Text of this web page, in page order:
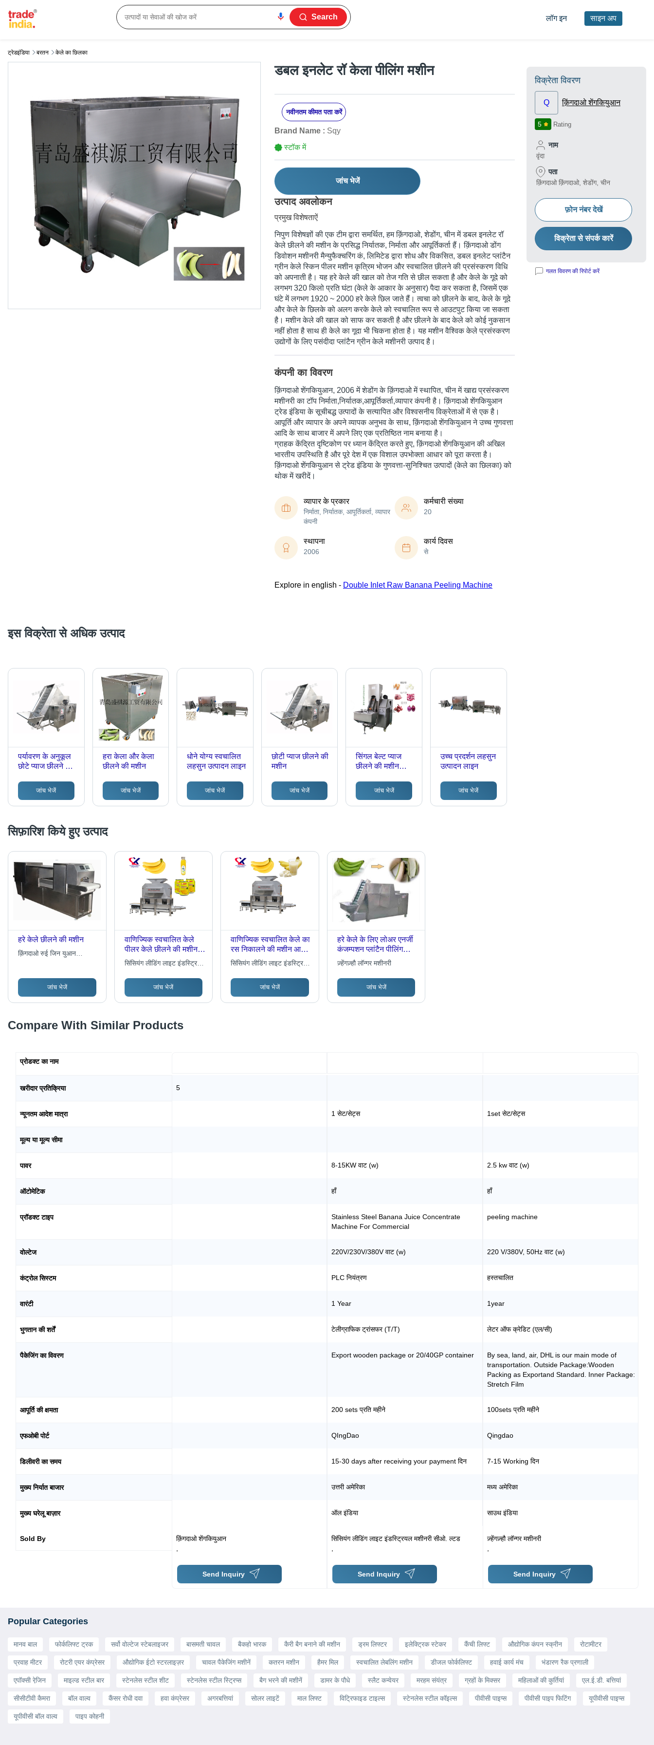
Search लॉग इन साइन अप
ट्रेडइंडिया बरतन केले का छिलका
डबल इनलेट रॉ केला पीलिंग मशीन
नवीनतम कीमत पता करें
Brand Name : Sqy
स्टॉक में
जांच भेजें
उत्पाद अवलोकन
प्रमुख विशेषताऐं
निपुण विशेषज्ञों की एक टीम द्वारा समर्थित, हम क़िंगदाओ, शेडोंग, चीन में डबल इनलेट रॉ
केले छीलने की मशीन के प्रसिद्ध निर्यातक, निर्माता और आपूर्तिकर्ता हैं। क़िंगदाओ डोंग
डिवोशन मशीनरी मैन्युफैक्चरिंग कं, लिमिटेड द्वारा शोध और विकसित, डबल इनलेट प्लांटैन
ग्रीन केले स्किन पीलर मशीन कृत्रिम भोजन और स्वचालित छीलने की प्रसंस्करण विधि
को अपनाती है। यह हरे केले की खाल को तेज गति से छील सकता है और केले के गूदे को
लगभग 320 किलो प्रति घंटा (केले के आकार के अनुसार) पैदा कर सकता है, जिसमें एक
घंटे में लगभग 1920 ~ 2000 हरे केले छिल जाते हैं। त्वचा को छीलने के बाद, केले के गूदे
और केले के छिलके को अलग करके केले को स्वचालित रूप से आउटपुट किया जा सकता
है। मशीन केले की खाल को साफ कर सकती है और छीलने के बाद केले को कोई नुकसान
नहीं होता है साथ ही केले का गूदा भी चिकना होता है। यह मशीन वैश्विक केले प्रसंस्करण
उद्योगों के लिए पसंदीदा प्लांटैन ग्रीन केले मशीनरी उत्पाद है।
कंपनी का विवरण
क़िंगदाओ शेंगकियुआन, 2006 में शेडोंग के क़िंगदाओ में स्थापित, चीन में खाद्य प्रसंस्करण
मशीनरी का टॉप निर्माता,निर्यातक,आपूर्तिकर्ता,व्यापार कंपनी है। क़िंगदाओ शेंगकियुआन
ट्रेड इंडिया के सूचीबद्ध उत्पादों के सत्यापित और विश्वसनीय विक्रेताओं में से एक है।
आपूर्ति और व्यापार के अपने व्यापक अनुभव के साथ, क़िंगदाओ शेंगकियुआन ने उच्च गुणवत्ता
आदि के साथ बाजार में अपने लिए एक प्रतिष्ठित नाम बनाया है।
ग्राहक केंद्रित दृष्टिकोण पर ध्यान केंद्रित करते हुए, क़िंगदाओ शेंगकियुआन की अखिल
भारतीय उपस्थिति है और पूरे देश में एक विशाल उपभोक्ता आधार को पूरा करता है।
क़िंगदाओ शेंगकियुआन से ट्रेड इंडिया के गुणवत्ता-सुनिश्चित उत्पादों (केले का छिलका) को
थोक में खरीदें।
व्यापार के प्रकार
निर्माता, निर्यातक, आपूर्तिकर्ता, व्यापार
कंपनी
कर्मचारी संख्या
20
स्थापना
2006
कार्य दिवस
से
Explore in english - Double Inlet Raw Banana Peeling Machine
इस विक्रेता से अधिक उत्पाद
पर्यावरण के अनुकूल
छोटे प्याज छीलने की
जांच भेजें
हरा केला और केला
छीलने की मशीन
जांच भेजें
धोने योग्य स्वचालित
लहसुन उत्पादन लाइन
जांच भेजें
छोटी प्याज छीलने की
मशीन
जांच भेजें
सिंगल बेल्ट प्याज
छीलने की मशीन
जांच भेजें
उच्च प्रदर्शन लहसुन
उत्पादन लाइन
जांच भेजें
विक्रेता विवरण
Q क़िंगदाओ शेंगकियुआन
5 Rating
नाम
वृंदा
पता
क़िंगदाओ क़िंगदाओ, शेडोंग, चीन
फ़ोन नंबर देखें
विक्रेता से संपर्क कारें
गलत विवरण की रिपोर्ट करें
सिफ़ारिश किये हुए उत्पाद
हरे केले छीलने की मशीन
क़िंगदाओ रुई जिन युआन
जांच भेजें
वाणिज्यिक स्वचालित केले
पीलर केले छीलने की मशीन
आयाम (L* W* H): 1800*
1300* 2200 मिमी
मिलीमीटर (मिमी)
सिंसियंग लीडिंग लाइट इंडस्ट्रियल
जांच भेजें
वाणिज्यिक स्वचालित केले का
रस निकालने की मशीन आयाम
(L* W* H): 1800* 1300*
2200 मिमी मिलीमीटर (मिमी)
सिंसियंग लीडिंग लाइट इंडस्ट्रियल
जांच भेजें
हरे केले के लिए लोअर एनर्जी
कंजम्पशन प्लांटैन पीलिंग
मशीन
ज़्हेंगज़्हौ लॉन्गर मशीनरी
जांच भेजें
Compare With Similar Products
प्रोडक्ट का नाम
खरीदार प्रतिक्रिया 5
न्यूनतम आदेश मात्रा 1 सेट/सेट्स 1set सेट/सेट्स
मूल्य या मूल्य सीमा
पावर 8-15KW वाट (w) 2.5 kw वाट (w)
ऑटोमेटिक हाँ हाँ
प्रॉडक्ट टाइप
Stainless Steel Banana Juice Concentrate
Machine For Commercial
peeling machine
वोल्टेज 220V/230V/380V वाट (w) 220 V/380V, 50Hz वाट (w)
कंट्रोल सिस्टम PLC नियंत्रण हस्तचालित
वारंटी 1 Year 1year
भुगतान की शर्तें टेलीग्राफिक ट्रांसफर (T/T) लेटर ऑफ क्रेडिट (एल/सी)
पैकेजिंग का विवरण Export wooden package or 20/40GP container
By sea, land, air, DHL is our main mode of
transportation. Outside Package:Wooden
Packing as Exportand Standard. Inner Package:
Stretch Film
आपूर्ति की क्षमता 200 sets प्रति महीने 100sets प्रति महीने
एफओबी पोर्ट QIngDao Qingdao
डिलीवरी का समय 15-30 days after receiving your payment दिन 7-15 Working दिन
मुख्य निर्यात बाजार उत्तरी अमेरिका मध्य अमेरिका
मुख्य घरेलू बाज़ार ऑल इंडिया साउथ इंडिया
Sold By
क़िंगदाओ शेंगकियुआन
Send Inquiry
सिंसियंग लीडिंग लाइट इंडस्ट्रियल मशीनरी सीओ. ल्टड
Send Inquiry
ज़्हेंगज़्हौ लॉन्गर मशीनरी
Send Inquiry
Popular Categories
मानव बाल फोर्कलिफ्ट ट्रक सर्वो वोल्टेज स्टेबलाइजर बासमती चावल बैकहो भारक कैरी बैग बनाने की मशीन ड्रम लिफ्टर इलेक्ट्रिक स्टेकर कैंची लिफ्ट औद्योगिक कंपन स्क्रीन रोटामीटर
प्रवाह मीटर रोटरी एयर कंप्रेसर औद्योगिक ईटो स्टरलाइज़र चावल पैकेजिंग मशीनें कतरन मशीन हैमर मिल स्वचालित लेबलिंग मशीन डीजल फोर्कलिफ्ट हवाई कार्य मंच भंडारण रैक प्रणाली
एपॉक्सी रेजि़न माइल्ड स्टील बार स्टेनलेस स्टील शीट स्टेनलेस स्टील स्ट्रिप्स बैग भरने की मशीनें डामर के पौधे स्लैट कन्वेयर मरहम संयंत्र ग्रहों के मिक्सर महिलाओं की कुर्तियां एल.ई.डी. बत्तियां
सीसीटीवी कैमरा बॉल वाल्व कैंसर रोधी दवा हवा कंप्रेसर अगरबत्तियां सोलर लाइटें माल लिफ्ट विट्रिफाइड टाइल्स स्टेनलेस स्टील कॉइल्स पीवीसी पाइप्स पीवीसी पाइप फिटिंग यूपीवीसी पाइप्स
यूपीवीसी बॉल वाल्व पाइप कोहनी